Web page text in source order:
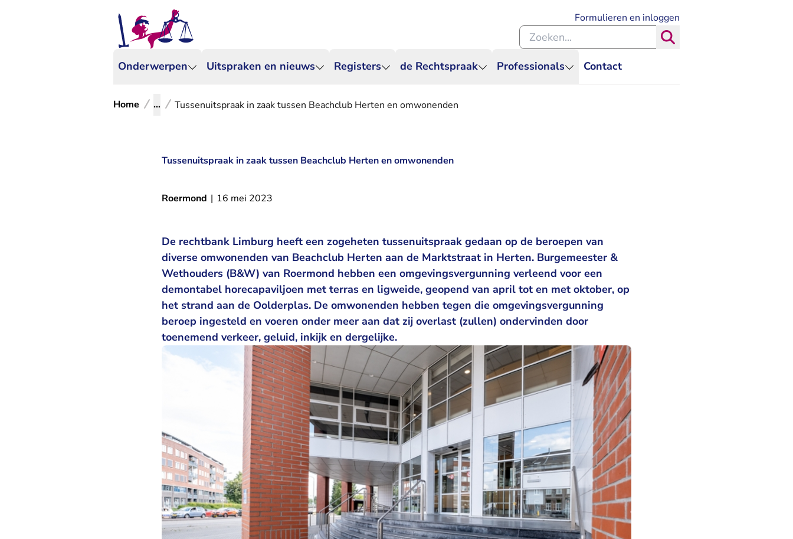
Onderwerpen Uitspraken en nieuws Registers de Rechtspraak Professionals Contact
Formulieren en inloggen
Zoeken binnen de Rechtspraak
Home ... Tussenuitspraak in zaak tussen Beachclub Herten en omwonenden
Tussenuitspraak in zaak tussen Beachclub Herten en omwonenden
Roermond | 16 mei 2023
De rechtbank Limburg heeft een zogeheten tussenuitspraak gedaan op de beroepen van
diverse omwonenden van Beachclub Herten aan de Marktstraat in Herten. Burgemeester &
Wethouders (B&W) van Roermond hebben een omgevingsvergunning verleend voor een
demontabel horecapaviljoen met terras en ligweide, geopend van april tot en met oktober, op
het strand aan de Oolderplas. De omwonenden hebben tegen die omgevingsvergunning
beroep ingesteld en voeren onder meer aan dat zij overlast (zullen) ondervinden door
toenemend verkeer, geluid, inkijk en dergelijke.